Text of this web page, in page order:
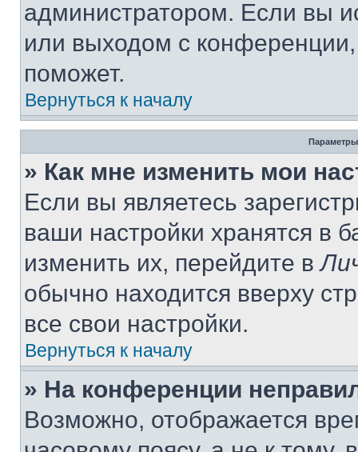
администратором. Если вы
или выходом с
поможет.
Вернуться к началу
Параметры
» Как мне изменить мои
Если вы являетесь
ваши настройки хранятся в
изменить их, перейдите в
обычно находится вверху
все свои настройки.
Вернуться к началу
» На конференции
Возможно, отображается